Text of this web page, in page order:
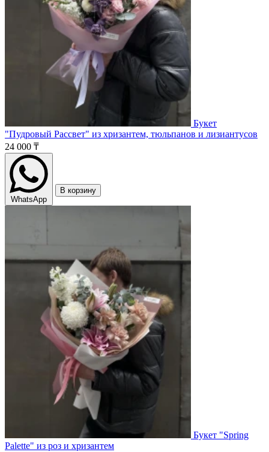
Букет
"Пудровый Рассвет" из хризантем, тюльпанов и лизиантусов
24 000 ₸
WhatsApp
В корзину
Букет "Spring
Palette" из роз и хризантем